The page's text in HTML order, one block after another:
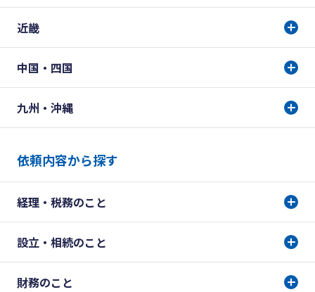
近畿
中国・四国
九州・沖縄
依頼内容から探す
経理・税務のこと
設立・相続のこと
財務のこと